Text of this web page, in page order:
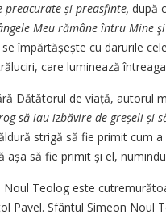
preacurate și preasfinte, după
Meu rămâne întru Mine
împărtă­șește cu darurile
care luminează
Dătătorul de viață, autorul
să iau izbăvire de greșeli și
strigă să fie primit cum
așa să fie primit și el,
Teolog este
Pavel. Sfântul Simeon Noul